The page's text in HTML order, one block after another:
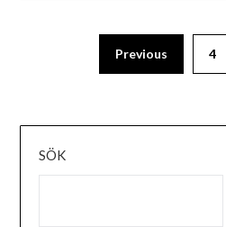
Previous 4
SÖK